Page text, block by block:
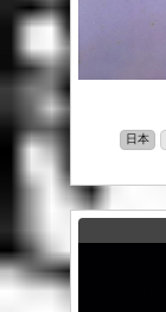
日本